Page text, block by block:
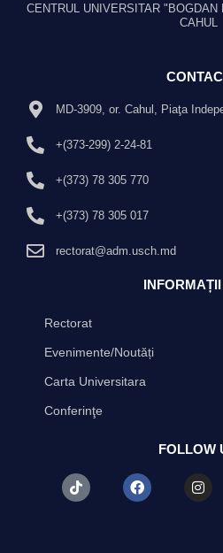
CENTRUL UNIVERSITAR
CAHUL
MD-3909, or. Cahul, Piaţa
+(373-299) 2-24-81
+(373) 78 305 770
+(373) 78 305 017
rectorat@adm.usch.md
Rectorat
Evenimente/Noutăți
Carta Universitara
Conferinţe
FOLLOW
T
i
k
F
a
c
I
n
s